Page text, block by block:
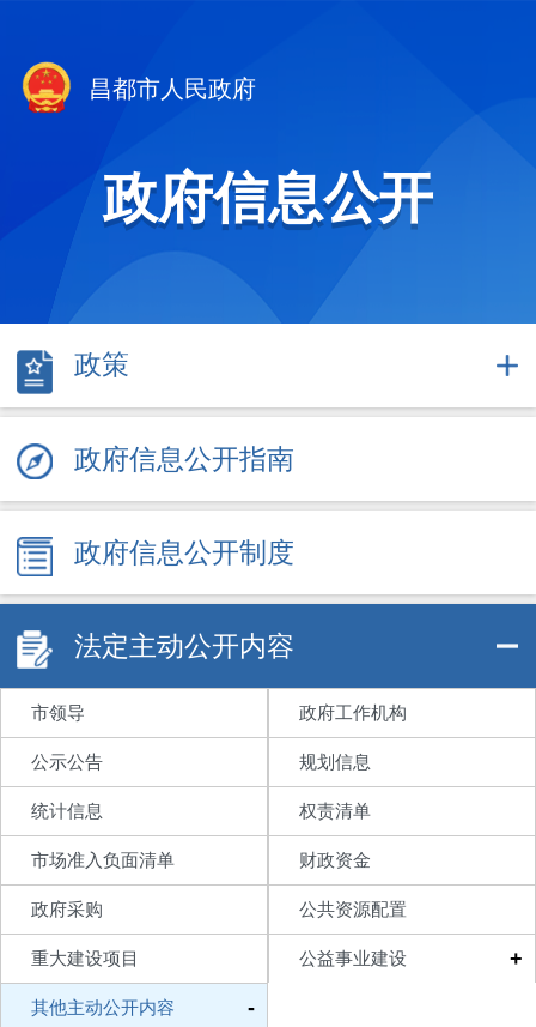
昌都市人民政府
政府信息公开
政策
政府信息公开指南
政府信息公开制度
法定主动公开内容
市领导 政府工作机构
公示公告 规划信息
统计信息 权责清单
市场准入负面清单 财政资金
政府采购 公共资源配置
重大建设项目 公益事业建设 +
其他主动公开内容 -